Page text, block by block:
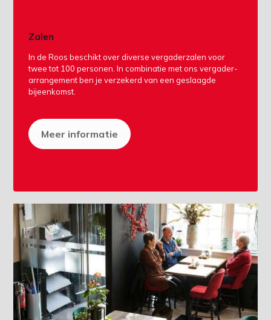
Zalen
In de Roos beschikt over diverse vergaderzalen voor
twee tot 100 personen. In combinatie met ons vergader-
arrangement ben je verzekerd van een geslaagde
bijeenkomst.
Meer informatie